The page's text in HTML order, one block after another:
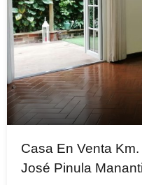
Casa En Venta
José Pinula